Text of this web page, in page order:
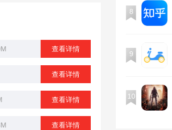
查看详情
查看详情
查看详情
查看详情
8
9
10